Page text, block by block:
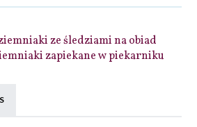
ze śledziami na obiad
zapiekane w piekarniku